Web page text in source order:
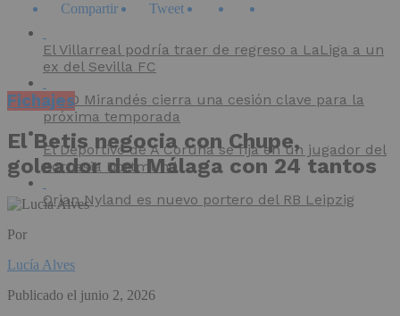
Compartir Tweet
El Villarreal podría traer de regreso a LaLiga a un
ex del Sevilla FC
El CD Mirandés cierra una cesión clave para la
próxima temporada
El Deportivo de A Coruña se fija en un jugador del
Borussia Dortmund
Orjan Nyland es nuevo portero del RB Leipzig
Fichajes
El Betis negocia con Chupe,
goleador del Málaga con 24 tantos
Por
Lucía Alves
Publicado el junio 2, 2026